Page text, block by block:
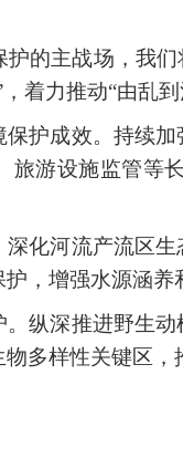
的主战场，我
着力推动“由乱到
护成效。持续
旅游设施监管等
化河流产流区
，增强水源涵养
纵深推进野生
多样性关键区，